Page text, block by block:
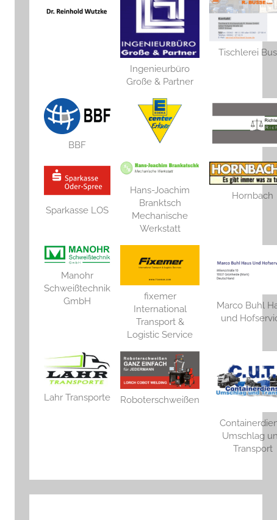
Ingenieurbüro
Große & Partner
Tischlerei
BBF
Sparkasse LOS
Hans-Joachim
Branktsch
Mechanische
Werkstatt
Hornbach
Manohr
Schweißtechnik
GmbH
fixemer
International
Transport &
Logistic Service
Marco Buhl
und
Lahr Transporte Roboterschweißen
Umschlag
Transport